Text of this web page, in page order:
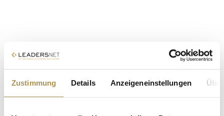
Zustimmung Details Anzeigeneinstellungen